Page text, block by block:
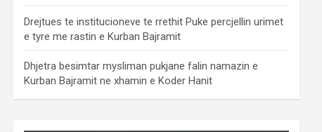
Drejtues te institucioneve te rrethit Puke percjellin urimet
e tyre me rastin e Kurban Bajramit
Dhjetra besimtar mysliman pukjane falin namazin e
Kurban Bajramit ne xhamin e Koder Hanit